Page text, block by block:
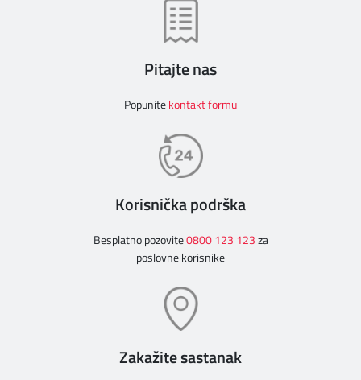
Pitajte nas
Popunitekontakt formu
Korisnička podrška
Besplatno pozovite0800 123 123za
poslovne korisnike
Zakažite sastanak